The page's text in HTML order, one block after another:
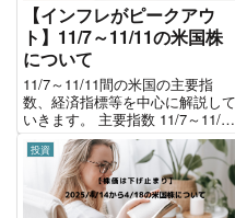
【インフレがピークアウ
ト】11/7～11/11の米国株
について
11/7～11/11間の米国の主要指
数、経済指標等を中心に解説して
いきます。 主要指数 11/7～11/11
の1週間のパフォーマンスです。
今週は全体的に大きく上昇しまし
た。特に11/10は2020年4月以来
の上昇幅となりました。 11/7
～...
投資